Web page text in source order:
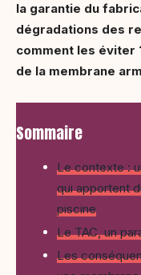
la garantie du
dégradations des
comment les éviter
de la membrane
Sommaire
Le contexte :
qui apportent
piscine
Le TAC, un
Les